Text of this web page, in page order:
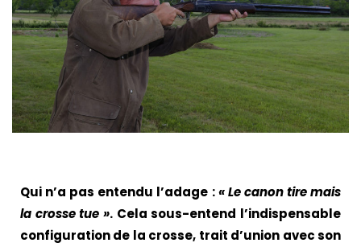
Qui n’a pas entendu l’adage :« Le canon tire mais
la crosse tue ». Cela sous-entend l’indispensable
configuration de la crosse, trait d’union avec son